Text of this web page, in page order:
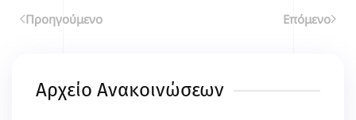
Προηγούμενο Επόμενο
Αρχείο Ανακοινώσεων